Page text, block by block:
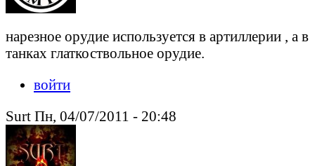
нарезное орудие используется в артиллерии , а в
танках глаткоствольное орудие.
войти
Surt Пн, 04/07/2011 - 20:48